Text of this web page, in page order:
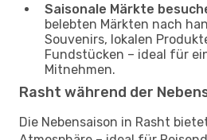
Saisonale Märkte
belebten Märkten nach
Souvenirs, lokalen
Fundstücken – ideal für
Mitnehmen.
Rasht während der
Die Nebensaison in Rasht